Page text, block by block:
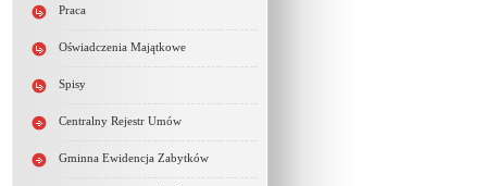
Praca
Oświadczenia Majątkowe
Spisy
Centralny Rejestr Umów
Gminna Ewidencja Zabytków